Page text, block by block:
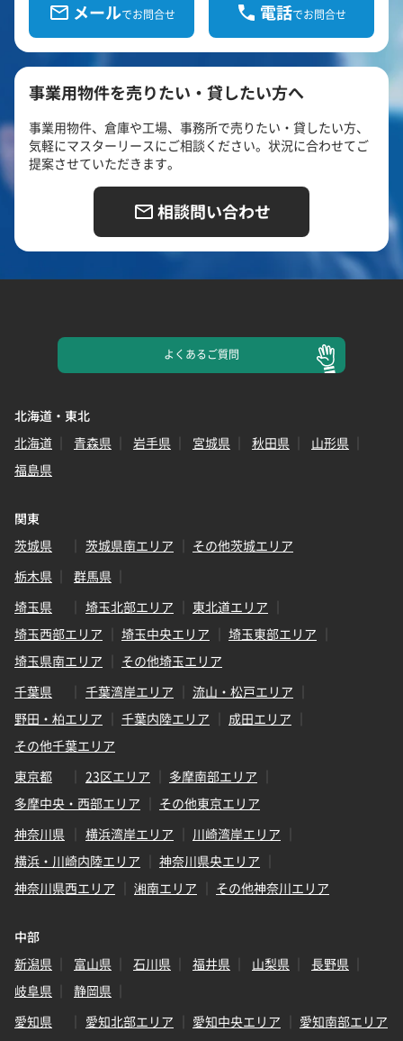
メールでお問合せ 電話でお問合せ
事業用物件を売りたい・貸したい方へ
事業用物件、倉庫や工場、事務所で売りたい・貸したい方、
気軽にマスターリースにご相談ください。状況に合わせてご
提案させていただきます。
相談問い合わせ
よくあるご質問
北海道・東北
北海道
青森県 岩手県 宮城県 秋田県
山形県
福島県
関東
茨城県
茨城県南エリア
その他茨城エリア
栃木県
群馬県
埼玉県
埼玉北部エリア
東北道エリア
埼玉西部エリア
埼玉中央エリア
埼玉東部エリア
埼玉県南エリア
その他埼玉エリア
千葉県
千葉湾岸エリア
流山・松戸エリア
野田・柏エリア
千葉内陸エリア
成田エリア
その他千葉エリア
東京都
23区エリア
多摩南部エリア
多摩中央・西部エリア
その他東京エリア
神奈川県
横浜湾岸エリア
川崎湾岸エリア
横浜・川崎内陸エリア
神奈川県央エリア
神奈川県西エリア
湘南エリア その他神奈川エリア
中部
新潟県
富山県 石川県 福井県 山梨県
長野県
岐阜県
静岡県
愛知県
愛知北部エリア 愛知中央エリア
愛知南部エリア